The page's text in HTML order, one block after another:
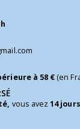
à 58 €(en
vous avez14 jours